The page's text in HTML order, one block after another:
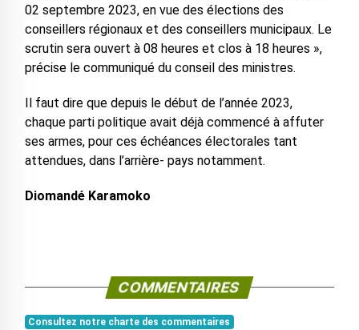
02 septembre 2023, en vue des élections des
conseillers régionaux et des conseillers municipaux. Le
scrutin sera ouvert à 08 heures et clos à 18 heures »,
précise le communiqué du conseil des ministres.
Il faut dire que depuis le début de l’année 2023,
chaque parti politique avait déjà commencé à affuter
ses armes, pour ces échéances électorales tant
attendues, dans l’arrière- pays notamment.
Diomandé Karamoko
COMMENTAIRES
Consultez notre charte des commentaires